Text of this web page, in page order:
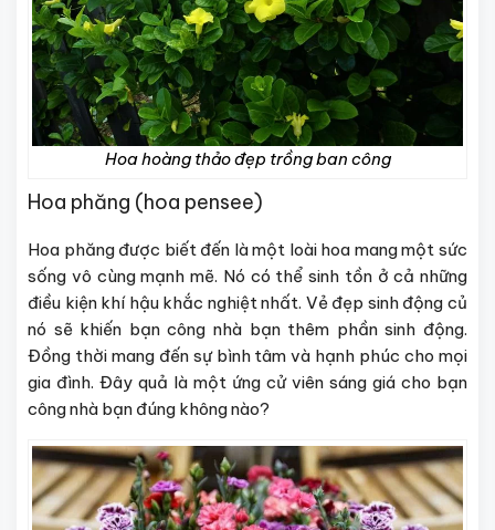
Hoa hoàng thảo đẹp trồng ban công
Hoa phăng (hoa pensee)
Hoa phăng được biết đến là một loài hoa mang một sức
sống vô cùng mạnh mẽ. Nó có thể sinh tồn ở cả những
điều kiện khí hậu khắc nghiệt nhất. Vẻ đẹp sinh động củ
nó sẽ khiến bạn công nhà bạn thêm phần sinh động.
Đồng thời mang đến sự bình tâm và hạnh phúc cho mọi
gia đình. Đây quả là một ứng cử viên sáng giá cho bạn
công nhà bạn đúng không nào?